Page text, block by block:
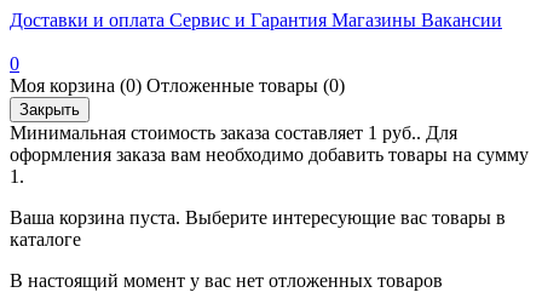
Доставки и оплата Сервис и Гарантия Магазины Вакансии
0
Моя корзина (0) Отложенные товары (0)
Закрыть
Минимальная стоимость заказа составляет 1 руб.. Для
оформления заказа вам необходимо добавить товары на сумму
1.
Ваша корзина пуста. Выберите интересующие вас товары в
каталоге
В настоящий момент у вас нет отложенных товаров